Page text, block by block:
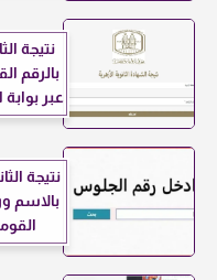
بالرقم
عبر بوابة
بالاسم